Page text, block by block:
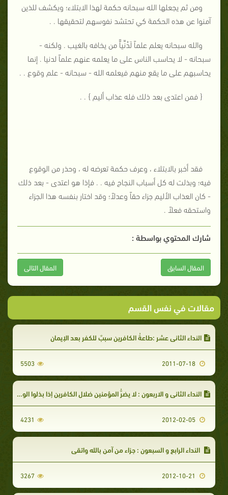
ومن ثم يجعلها الله سبحانه حكمة لهذا الابتلاء؛ ويكشف للذين
آمنوا عن هذه الحكمة كي تحتشد نفوسهم لتحقيقها . .
والله سبحانه يعلم علماً لَدُنِّياًّ من يخافه بالغيب . ولكنه -
سبحانه - لا يحاسب الناس على ما يعلمه عنهم علماً لدنيا . إنما
يحاسبهم على ما يقع منهم فيعلمه الله - سبحانه - علم وقوع . .
{ فمن اعتدى بعد ذلك فله عذاب أليم } . .
فقد أخبر بالابتلاء ، وعرف حكمة تعرضه له ، وحذر من الوقوع
فيه؛ وبذلت له كل أسباب النجاح فيه . . فإذا هو اعتدى - بعد ذلك
- كان العذاب الأليم جزاء حقاً وعدلاً؛ وقد اختار بنفسه هذا الجزاء
واستحقه فعلاً .
شارك المحتوي بواسطة :
المقال السابق المقال التالى
مقالات في نفس القسم
النداء الثاني عشر :طاعةُ الكافرين سببٌ للكفر بعد الإيمان
5503
النداء الثاني و الاربعون : لا يضرُّ المؤمنين ضلال الكافرين إذا بذلوا الوسع في هدايتهم فأبوا
4231
النداء الرابع و السبعون : جزاء من آمن بالله واتقى
3267